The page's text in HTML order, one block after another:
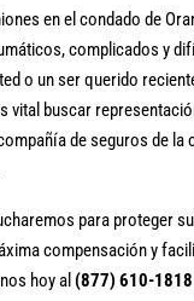
en el condado de
complicados y
o un ser querido
vital buscar
de seguros de la
para proteger
compensación y
hoy al (877) 610-1818